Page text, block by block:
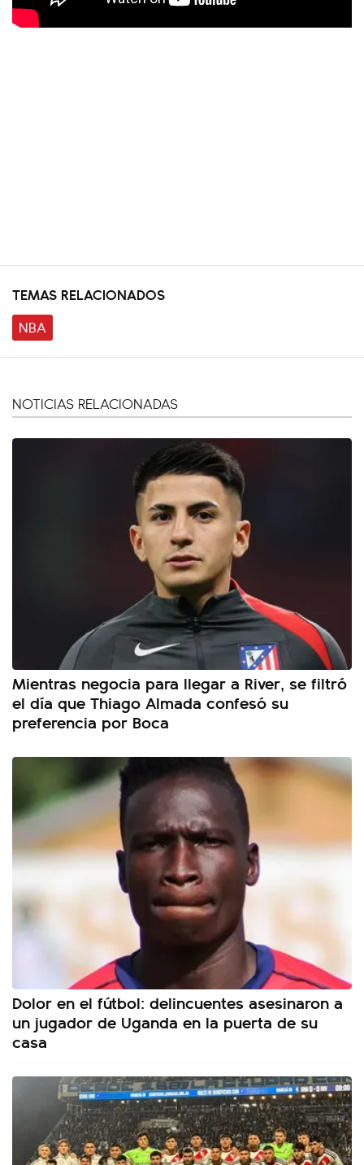
TEMAS RELACIONADOS
NBA
NOTICIAS RELACIONADAS
Mientras negocia para llegar a River, se filtró
el día que Thiago Almada confesó su
preferencia por Boca
Dolor en el fútbol: delincuentes asesinaron a
un jugador de Uganda en la puerta de su
casa